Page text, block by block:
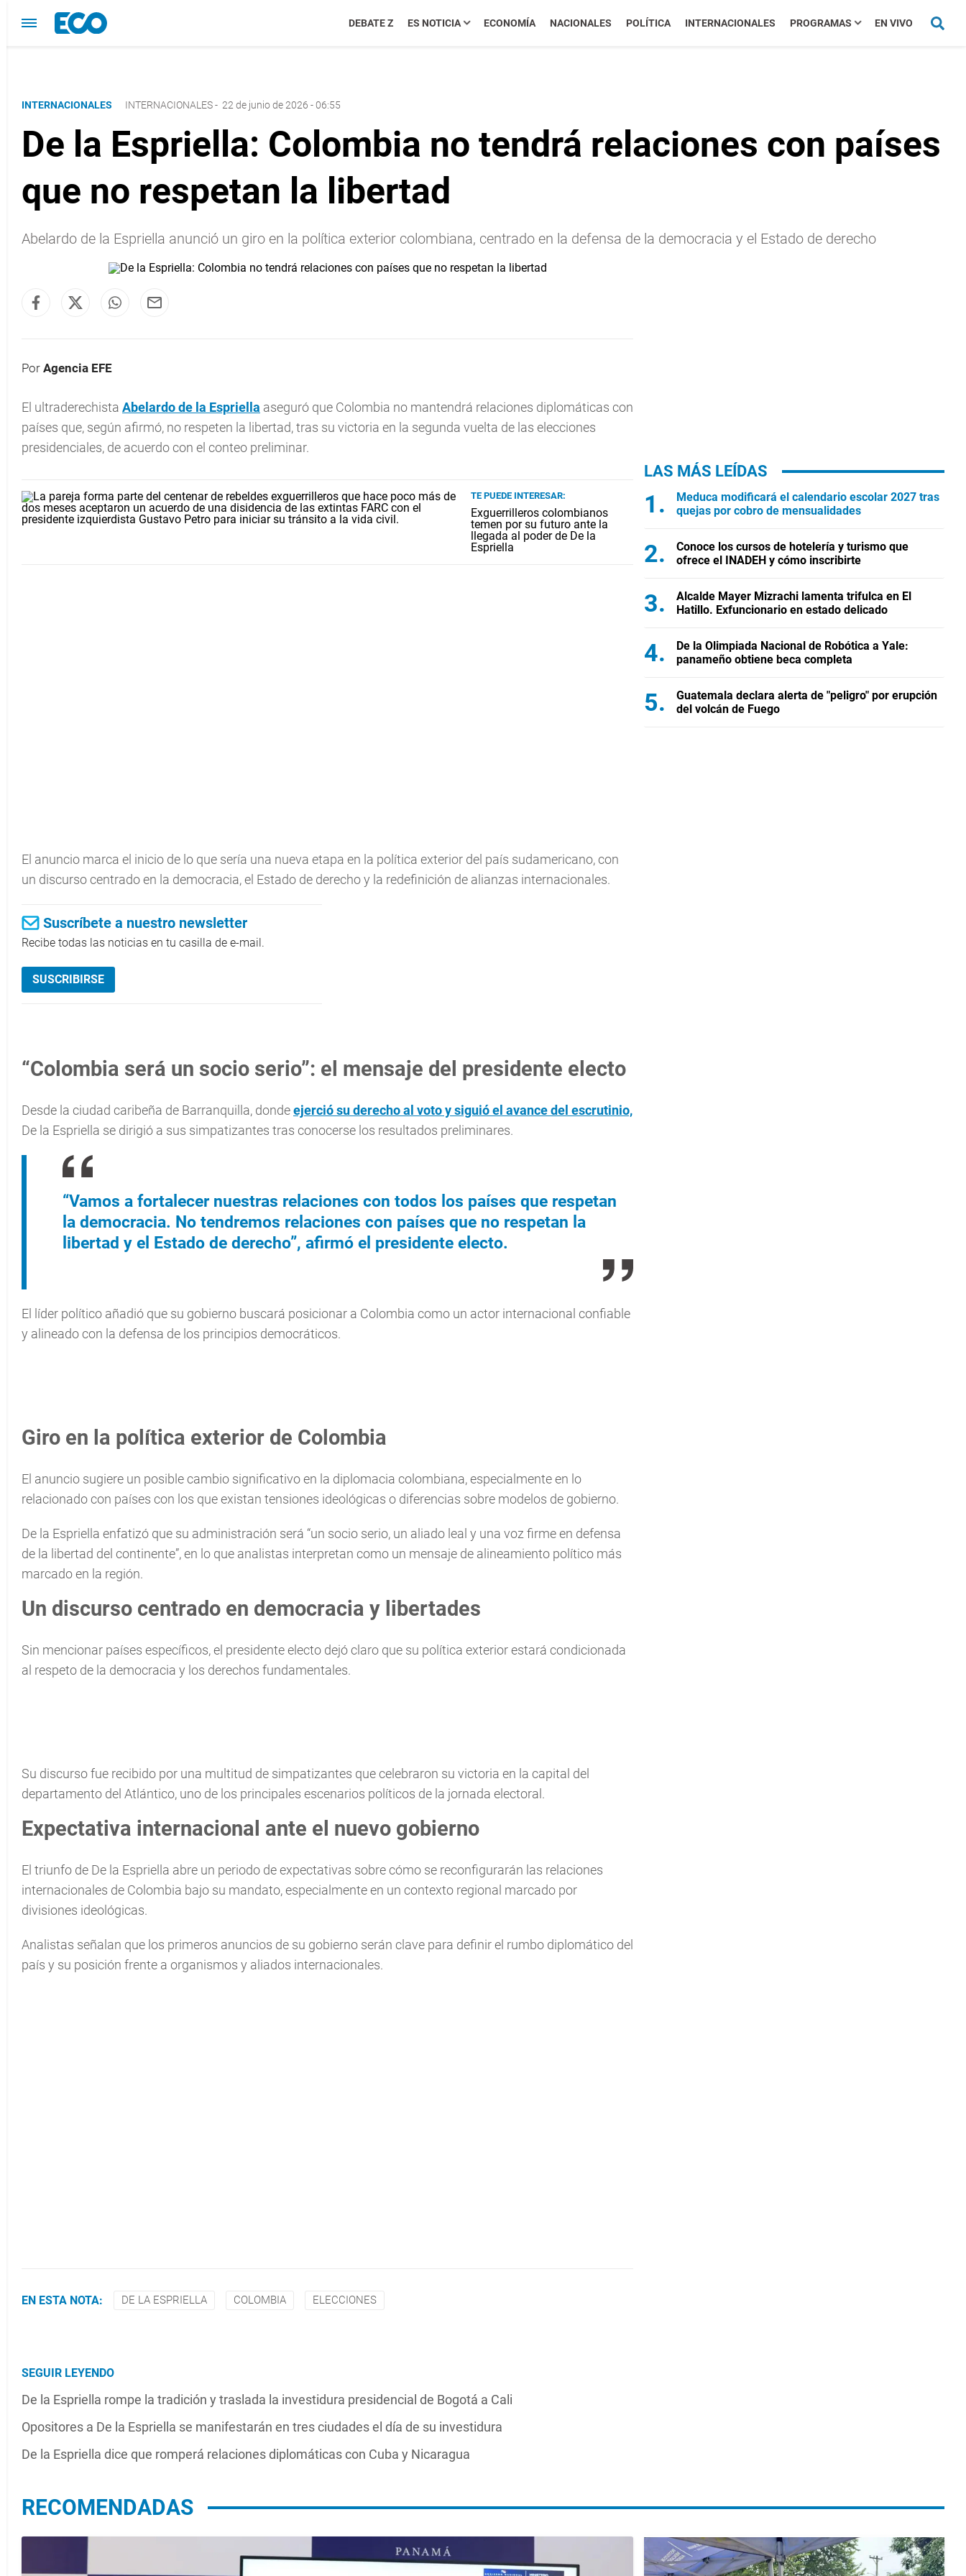
DEBATE Z ES NOTICIA ECONOMÍA NACIONALES POLÍTICA INTERNACIONALES PROGRAMAS EN VIVO
INTERNACIONALES INTERNACIONALES- 22 de junio de 2026 - 06:55
De la Espriella: Colombia no tendrá relaciones con países
que no respetan la libertad
Abelardo de la Espriella anunció un giro en la política exterior colombiana, centrado en la defensa de la democracia y el Estado de derecho
Por Agencia EFE
El ultraderechista Abelardo de la Espriella aseguró que Colombia no mantendrá relaciones diplomáticas con
países que, según afirmó, no respeten la libertad, tras su victoria en la segunda vuelta de las elecciones
presidenciales, de acuerdo con el conteo preliminar.
TE PUEDE INTERESAR:
Exguerrilleros colombianos
temen por su futuro ante la
llegada al poder de De la
Espriella
El anuncio marca el inicio de lo que sería una nueva etapa en la política exterior del país sudamericano, con
un discurso centrado en la democracia, el Estado de derecho y la redefinición de alianzas internacionales.
Suscríbete a nuestro newsletter
Recibe todas las noticias en tu casilla de e-mail.
SUSCRIBIRSE
“Colombia será un socio serio”: el mensaje del presidente electo
Desde la ciudad caribeña de Barranquilla, dondeejerció su derecho al voto y siguió el avance del escrutinio,
De la Espriella se dirigió a sus simpatizantes tras conocerse los resultados preliminares.
“Vamos a fortalecer nuestras relaciones con todos los países que respetan
la democracia. No tendremos relaciones con países que no respetan la
libertad y el Estado de derecho”, afirmó el presidente electo.
El líder político añadió que su gobierno buscará posicionar a Colombia como un actor internacional confiable
y alineado con la defensa de los principios democráticos.
Giro en la política exterior de Colombia
El anuncio sugiere un posible cambio significativo en la diplomacia colombiana, especialmente en lo
relacionado con países con los que existan tensiones ideológicas o diferencias sobre modelos de gobierno.
De la Espriella enfatizó que su administración será “un socio serio, un aliado leal y una voz firme en defensa
de la libertad del continente”, en lo que analistas interpretan como un mensaje de alineamiento político más
marcado en la región.
Un discurso centrado en democracia y libertades
Sin mencionar países específicos, el presidente electo dejó claro que su política exterior estará condicionada
al respeto de la democracia y los derechos fundamentales.
Su discurso fue recibido por una multitud de simpatizantes que celebraron su victoria en la capital del
departamento del Atlántico, uno de los principales escenarios políticos de la jornada electoral.
Expectativa internacional ante el nuevo gobierno
El triunfo de De la Espriella abre un periodo de expectativas sobre cómo se reconfigurarán las relaciones
internacionales de Colombia bajo su mandato, especialmente en un contexto regional marcado por
divisiones ideológicas.
Analistas señalan que los primeros anuncios de su gobierno serán clave para definir el rumbo diplomático del
país y su posición frente a organismos y aliados internacionales.
EN ESTA NOTA: DE LA ESPRIELLA COLOMBIA ELECCIONES
SEGUIR LEYENDO
De la Espriella rompe la tradición y traslada la investidura presidencial de Bogotá a Cali
Opositores a De la Espriella se manifestarán en tres ciudades el día de su investidura
De la Espriella dice que romperá relaciones diplomáticas con Cuba y Nicaragua
LAS MÁS LEÍDAS
Meduca modificará el calendario escolar 2027 tras
quejas por cobro de mensualidades
Conoce los cursos de hotelería y turismo que
ofrece el INADEH y cómo inscribirte
Alcalde Mayer Mizrachi lamenta trifulca en El
Hatillo. Exfuncionario en estado delicado
De la Olimpiada Nacional de Robótica a Yale:
panameño obtiene beca completa
Guatemala declara alerta de "peligro" por erupción
del volcán de Fuego
RECOMENDADAS